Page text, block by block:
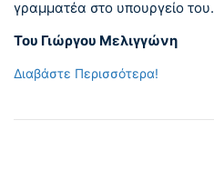
γραμματέα στο υπουργείο του.
Του Γιώργου Μελιγγώνη
Διαβάστε Περισσότερα!